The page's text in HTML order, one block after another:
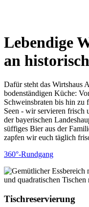
Lebendige
an
Dafür steht das Wirtshaus
bodenständigen Küche:
Schweinsbraten bis hin zu
Seen - wir servieren frisch
der bayerischen
süffiges Bier aus der
zapfen wir euch täglich
360°-Rundgang
Tischreservierung